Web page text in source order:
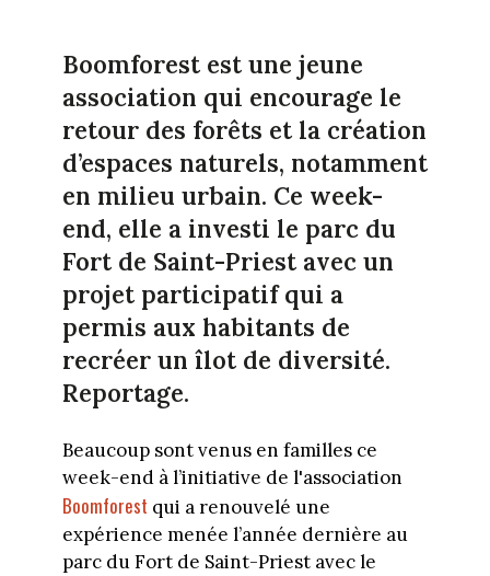
Boomforest est une jeune
association qui encourage le
retour des forêts et la création
d’espaces naturels, notamment
en milieu urbain. Ce week-
end, elle a investi le parc du
Fort de Saint-Priest avec un
projet participatif qui a
permis aux habitants de
recréer un îlot de diversité.
Reportage.
Beaucoup sont venus en familles ce
week-end à l’initiative de l'association
Boomforest qui a renouvelé une
expérience menée l’année dernière au
parc du Fort de Saint-Priest avec le